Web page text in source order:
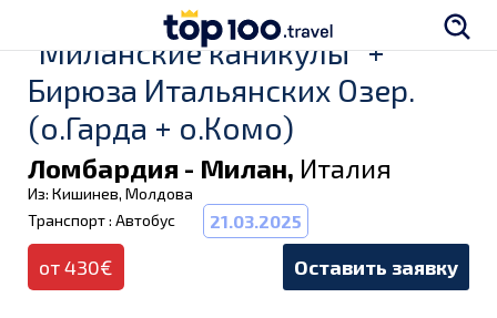
"Миланские каникулы" +
Бирюза Итальянских Озер.
(о.Гарда + о.Комо)
Ломбардия - Милан, Италия
Из: Кишинев, Молдова
Транспорт : Автобус
21.03.2025
от 430€ Оставить заявку